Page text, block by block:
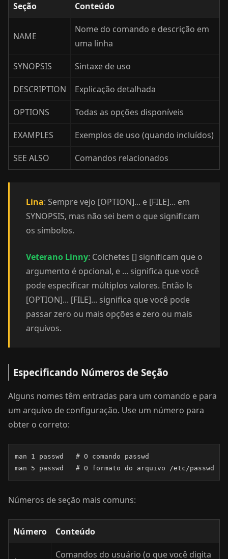
Seção Conteúdo
NAME
Nome do comando e descrição em
uma linha
SYNOPSIS Sintaxe de uso
DESCRIPTION Explicação detalhada
OPTIONS Todas as opções disponíveis
EXAMPLES Exemplos de uso (quando incluídos)
SEE ALSO Comandos relacionados
Lina: Sempre vejo [OPTION]... e [FILE]... em
SYNOPSIS, mas não sei bem o que significam
os símbolos.
Veterano Linny: Colchetes [] significam que o
argumento é opcional, e ... significa que você
pode especificar múltiplos valores. Então ls
[OPTION]... [FILE]... significa que você pode
passar zero ou mais opções e zero ou mais
arquivos.
Especificando Números de Seção
Alguns nomes têm entradas para um comando e para
um arquivo de configuração. Use um número para
obter o correto:
man 1 passwd   # O comando passwd
man 5 passwd   # O formato do arquivo /etc/passwd
Números de seção mais comuns:
Número Conteúdo
Comandos do usuário (o que você digita